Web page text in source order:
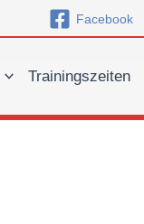
Facebook
Trainingszeiten